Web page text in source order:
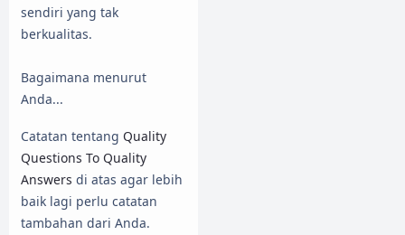
sendiri yang tak
berkualitas.
Bagaimana menurut
Anda...
Catatan tentang Quality
Questions To Quality
Answers di atas agar lebih
baik lagi perlu catatan
tambahan dari Anda.